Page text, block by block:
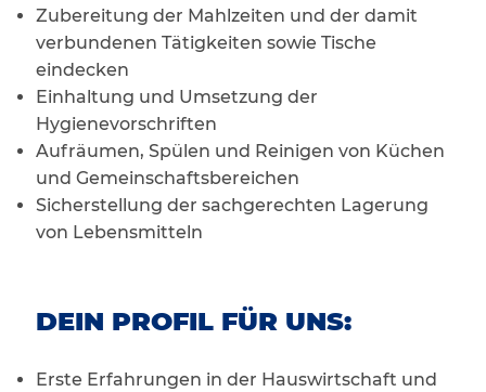
Zubereitung der Mahlzeiten und der damit
verbundenen Tätigkeiten sowie Tische
eindecken
Einhaltung und Umsetzung der
Hygienevorschriften
Aufräumen, Spülen und Reinigen von Küchen
und Gemeinschaftsbereichen
Sicherstellung der sachgerechten Lagerung
von Lebensmitteln
DEIN PROFIL FÜR UNS:
Erste Erfahrungen in der Hauswirtschaft und